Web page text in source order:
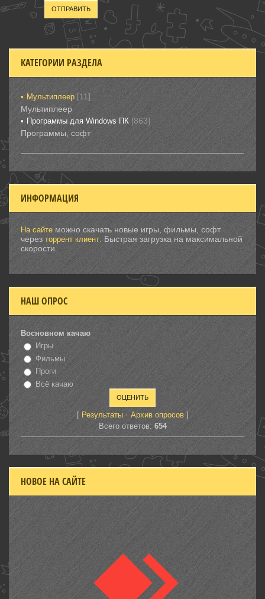
ОТПРАВИТЬ
КАТЕГОРИИ РАЗДЕЛА
Мультиплеер [11]
Мультиплеер
Программы для Windows ПК [863]
Программы, софт
ИНФОРМАЦИЯ
На сайте можно скачать новые игры, фильмы, софт
через торрент клиент . Быстрая загрузка на максимальной
скорости.
НАШ ОПРОС
Восновном качаю
Игры
Фильмы
Проги
Всё качаю
[ Результаты· Архив опросов]
Всего ответов: 654
НОВОЕ НА САЙТЕ